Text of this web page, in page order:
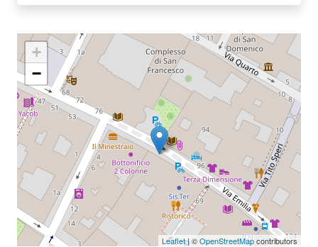
su
Catalogo
on line
+
−
Leaflet| ©OpenStreetMapcontributors